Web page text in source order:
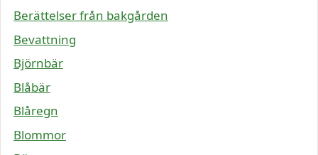
Berättelser från bakgården
Bevattning
Björnbär
Blåbär
Blåregn
Blommor